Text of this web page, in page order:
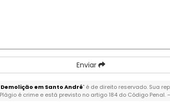
Enviar
em Santo André" é de direito reservado. Sua
é crime e está previsto no artigo 184 do Código Penal. –